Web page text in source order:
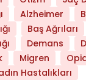
Alzheimer
Baş Ağrıları
Demans
Migren
Hastalıkları